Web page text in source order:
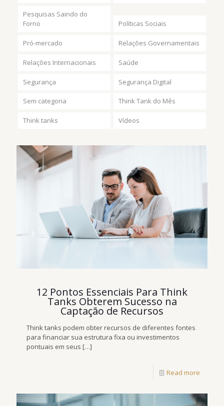
Pesquisas Saindo do
Forno
Políticas Sociais
Pró-mercado Relações Governamentais
Relações Internacionais Saúde
Segurança Segurança Digital
Sem categoria Think Tank do Mês
Think tanks Vídeos
12 Pontos Essenciais Para Think
Tanks Obterem Sucesso na
Captação de Recursos
Think tanks podem obter recursos de diferentes fontes
para financiar sua estrutura fixa ou investimentos
pontuais em seus […]
Read more